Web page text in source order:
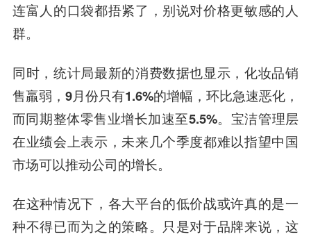
连富人的口袋都捂紧了，别说对价格更敏感的人
群。
同时， 统计局最新的消费数据也显示，化妆品销
售羸弱，9月份只有1.6%的增幅，环比急速恶化，
而同期整体零售业增长加速至5.5%。宝洁管理层
在业绩会上表示，未来几个季度都难以指望中国
市场可以推动公司的增长。
在这种情况下，各大平台的低价战或许真的是一
种不得已而为之的策略。只是对于品牌来说，这